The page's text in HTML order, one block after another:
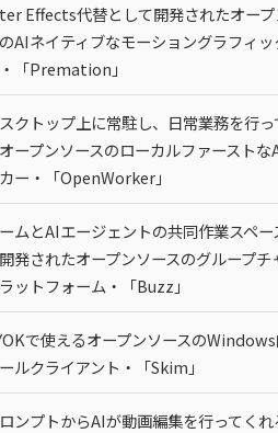
Effects代替として開発されたオープ
AIネイティブなモーショングラフィッ
「Premation」
クトップ上に常駐し、日常業務を行っ
ープンソースのローカルファーストな
ー・「OpenWorker」
ムとAIエージェントの共同作業スペー
発されたオープンソースのグループチ
ットフォーム・「Buzz」
で使えるオープンソースの
ルクライアント・「Skim」
ンプトからAIが動画編集を行ってくれ